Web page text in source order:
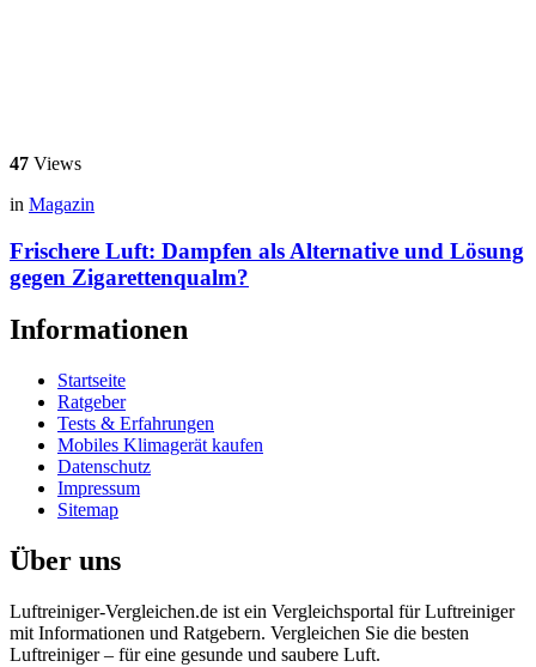
47 Views
in Magazin
Frischere Luft: Dampfen als Alternative und Lösung
gegen Zigarettenqualm?
Informationen
Startseite
Ratgeber
Tests & Erfahrungen
Mobiles Klimagerät kaufen
Datenschutz
Impressum
Sitemap
Über uns
Luftreiniger-Vergleichen.de ist ein Vergleichsportal für Luftreiniger
mit Informationen und Ratgebern. Vergleichen Sie die besten
Luftreiniger – für eine gesunde und saubere Luft.